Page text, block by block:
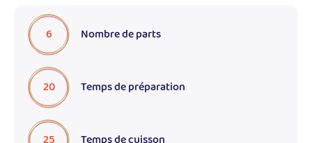
6 Nombre de parts
20 Temps de préparation